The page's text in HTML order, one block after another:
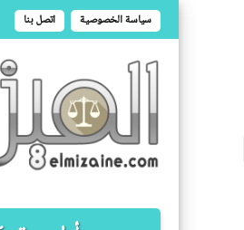
سياسة الخصوصية اتصل بنا